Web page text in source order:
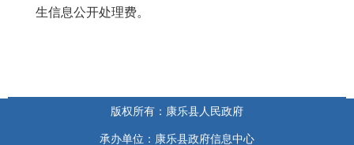
生信息公开处理费。
版权所有：康乐县人民政府
承办单位：康乐县政府信息中心